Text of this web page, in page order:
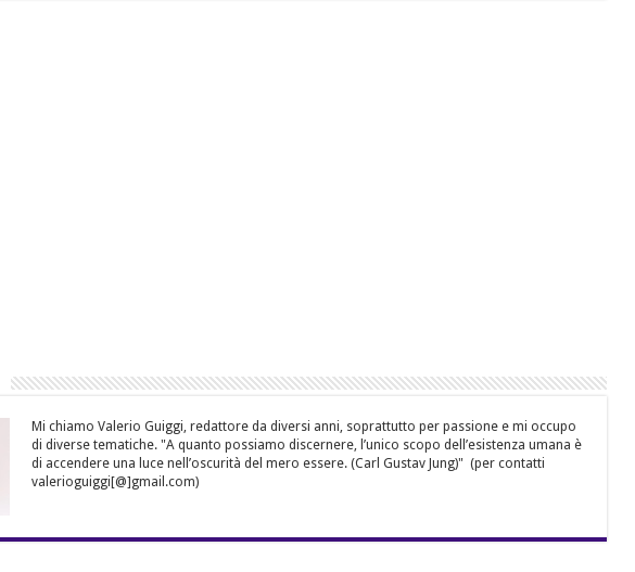
Mi chiamo Valerio Guiggi, redattore da diversi anni, soprattutto per passione e mi occupo
di diverse tematiche. "A quanto possiamo discernere, l’unico scopo dell’esistenza umana è
di accendere una luce nell’oscurità del mero essere. (Carl Gustav Jung)" (per contatti
valerioguiggi[@]gmail.com)